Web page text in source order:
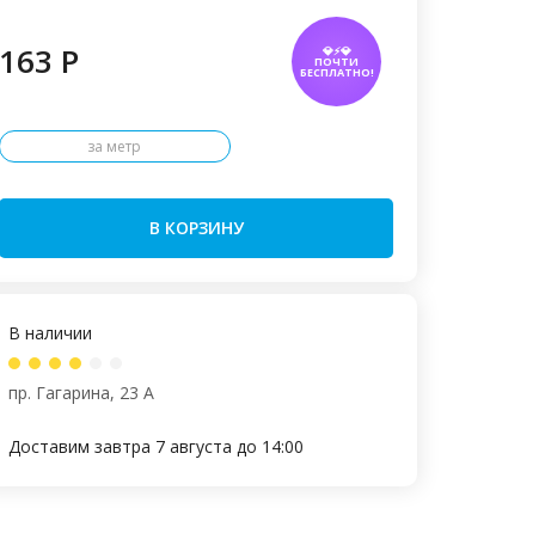
163 P 💎⚡💎
ПОЧТИ
БЕСПЛАТНО!
за метр
В КОРЗИНУ
В наличии
пр. Гагарина, 23 А
Доставим завтра 7 августа до 14:00